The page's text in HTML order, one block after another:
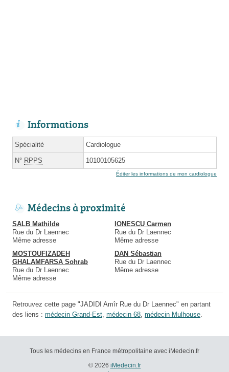
Informations
Spécialité Cardiologue
N° RPPS 10100105625
Éditer les informations de mon cardiologue
Médecins à proximité
SALB Mathilde
Rue du Dr Laennec
Même adresse
IONESCU Carmen
Rue du Dr Laennec
Même adresse
MOSTOUFIZADEH
GHALAMFARSA Sohrab
Rue du Dr Laennec
Même adresse
DAN Sébastian
Rue du Dr Laennec
Même adresse
Retrouvez cette page "JADIDI Amîr Rue du Dr Laennec" en partant
des liens : médecin Grand-Est, médecin 68, médecin Mulhouse.
Tous les médecins en France métropolitaine avec iMedecin.fr
© 2026 iMedecin.fr